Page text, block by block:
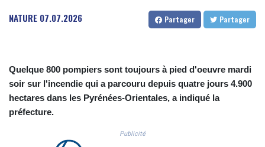
CUP 30.628717
DKK 7.47562
DOP 67.269666
DZD 152.922776
ETB 185.995679
NATURE 07.07.2026 Partager Partager
Quelque 800 pompiers sont toujours à pied d'oeuvre mardi
soir sur l'incendie qui a parcouru depuis quatre jours 4.900
hectares dans les Pyrénées-Orientales, a indiqué la
préfecture.
Publicité